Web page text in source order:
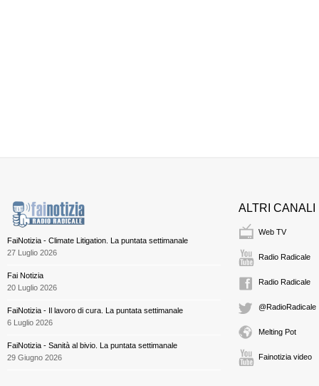
FaiNotizia - Climate Litigation. La puntata settimanale
27 Luglio 2026
Fai Notizia
20 Luglio 2026
FaiNotizia - Il lavoro di cura. La puntata settimanale
6 Luglio 2026
FaiNotizia - Sanità al bivio. La puntata settimanale
29 Giugno 2026
ALTRI CANALI
Web TV
Radio Radicale
Radio Radicale
@RadioRadicale
Melting Pot
Fainotizia video